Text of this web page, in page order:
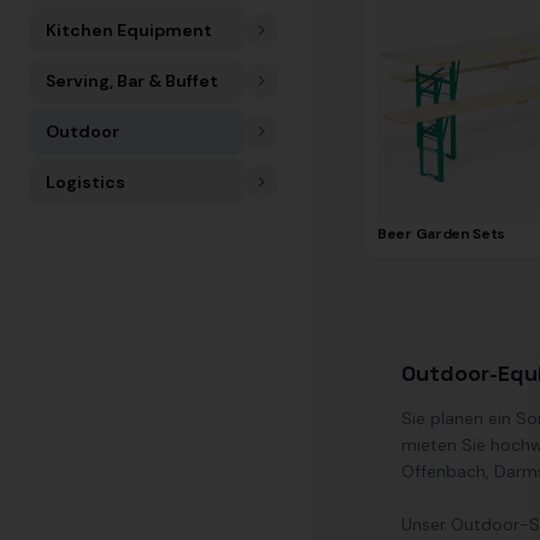
Kitchen Equipment
Serving, Bar & Buffet
Outdoor
Logistics
Beer Garden Sets
Outdoor-
Sie planen ein
mieten Sie
Offenbach,
Unser Outdoor-